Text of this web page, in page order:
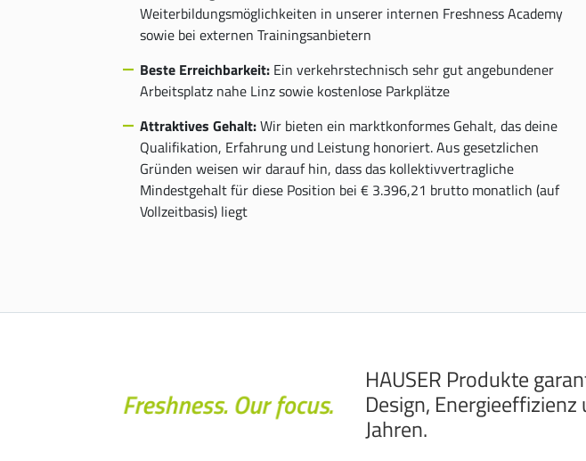
Weiterbildungsmöglichkeiten in unserer internen Freshness Academy
sowie bei externen Trainingsanbietern
Beste Erreichbarkeit: Ein verkehrstechnisch sehr gut angebundener
Arbeitsplatz nahe Linz sowie kostenlose Parkplätze
Attraktives Gehalt:Wir bieten ein marktkonformes Gehalt, das deine
Qualifikation, Erfahrung und Leistung honoriert. Aus gesetzlichen
Gründen weisen wir darauf hin, dass das kollektivvertragliche
Mindestgehalt für diese Position bei € 3.396,21 brutto monatlich (auf
Vollzeitbasis) liegt
HAUSER Produkte
Design,
Jahren.